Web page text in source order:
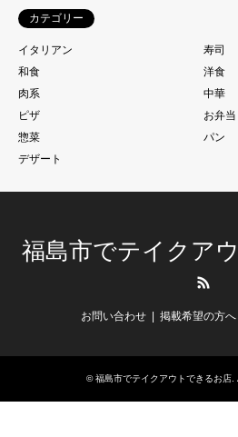
カテゴリー
イタリアン
寿司
和食
洋食
肉系
中華
ピザ
お弁当
惣菜
パン
デザート
福島市でテイクア
お問い合わせ 掲載希望の方へ
©福島市でテイクアウトできるお店.